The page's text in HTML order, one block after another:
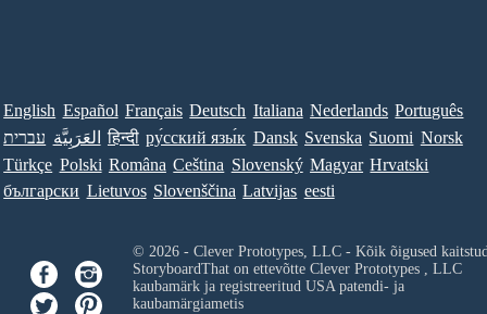
English Español Français Deutsch Italiana Nederlands Português
עברית العَرَبِيَّة हिन्दी ру́сский язы́к Dansk Svenska Suomi Norsk
Türkçe Polski Româna Ceština Slovenský Magyar Hrvatski
български Lietuvos Slovenščina Latvijas eesti
© 2026 - Clever Prototypes, LLC - Kõik õigused
StoryboardThat on ettevõtte Clever Prototypes , LLC
kaubamärk ja registreeritud USA patendi- ja
kaubamärgiametis